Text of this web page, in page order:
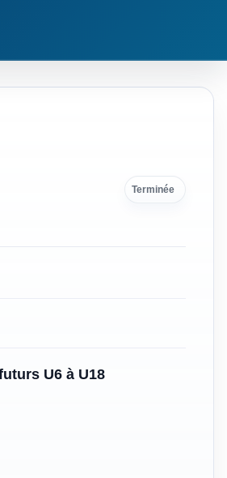
Terminée
U6 à U18